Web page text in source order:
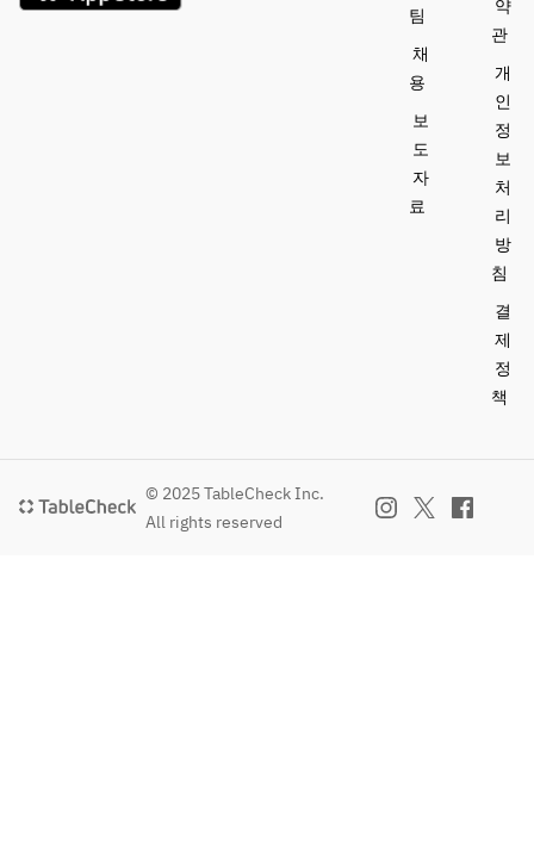
팀
채
용
보
도
자
료
약
관
개
인
정
보
처
리
방
침
결
제
정
책
© 2025 TableCheck Inc.
All rights reserved